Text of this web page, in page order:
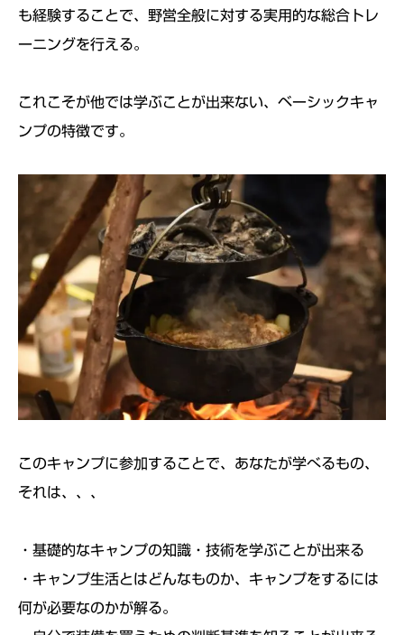
も経験することで、野営全般に対する実用的な総合トレ
ーニングを行える。
これこそが他では学ぶことが出来ない、ベーシックキャ
ンプの特徴です。
このキャンプに参加することで、あなたが学べるもの、
それは、、、
・基礎的なキャンプの知識・技術を学ぶことが出来る
・キャンプ生活とはどんなものか、キャンプをするには
何が必要なのかが解る。